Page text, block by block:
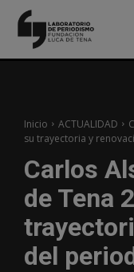
Inicio ACTUALIDAD
su trayectoria y
Carlos
de Tena
del